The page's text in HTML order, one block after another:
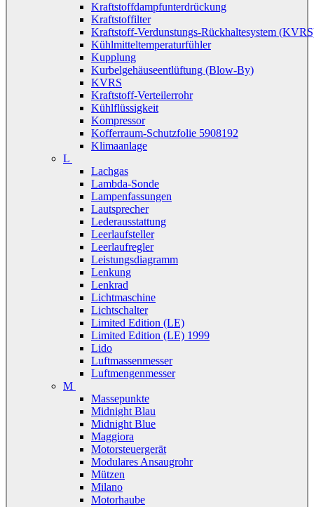
Kraftstoffdampfunterdrückung
Kraftstoffilter
Kraftstoff-Verdunstungs-Rückhaltesystem
Kühlmitteltemperaturfühler
Kupplung
Kurbelgehäuseentlüftung (Blow-By)
KVRS
Kraftstoff-Verteilerrohr
Kühlflüssigkeit
Kompressor
Kofferraum-Schutzfolie 5908192
Klimaanlage
L
Lachgas
Lambda-Sonde
Lampenfassungen
Lautsprecher
Lederausstattung
Leerlaufsteller
Leerlaufregler
Leistungsdiagramm
Lenkung
Lenkrad
Lichtmaschine
Lichtschalter
Limited Edition (LE)
Limited Edition (LE) 1999
Lido
Luftmassenmesser
Luftmengenmesser
M
Massepunkte
Midnight Blau
Midnight Blue
Maggiora
Motorsteuergerät
Modulares Ansaugrohr
Mützen
Milano
Motorhaube